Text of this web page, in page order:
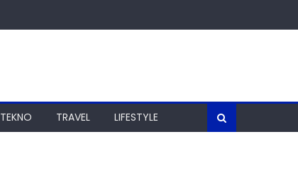
TEKNO TRAVEL LIFESTYLE